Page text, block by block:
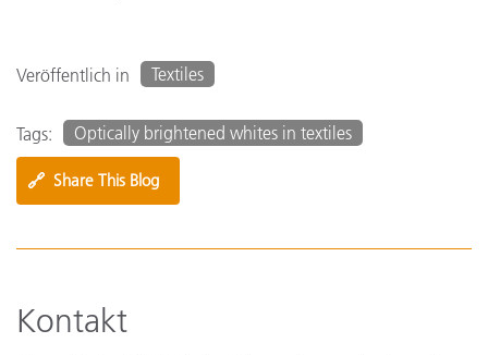
Veröffentlich in Textiles
Tags: Optically brightened whites in textiles
🔗 Share This Blog
Kontakt